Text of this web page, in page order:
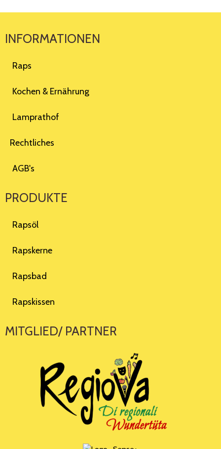
INFORMATIONEN
Raps
Kochen & Ernährung
Lamprathof
Rechtliches
AGB's
PRODUKTE
Rapsöl
Rapskerne
Rapsbad
Rapskissen
MITGLIED/ PARTNER